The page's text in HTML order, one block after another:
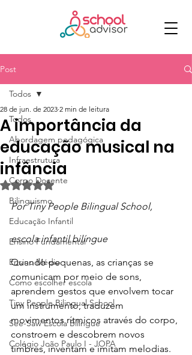
Post
Todos
Abordagem pedagógica
Infraestrutura
Corpo Docente
Bilinguismo
Educação Infantil
Ensino Fundamental
Ensino Médio
Como escolher escola
Tiny People Bilingual School
See-Saw Escola Bilíngue
Colégio João Paulo I - JOPA
Todos
A importância da
educação musical na
infância
28 de jun. de 2023 2 min de leitura
Avaliado com NaN de 5 estrelas.
Por Tiny People Bilingual School,
escola infantil bilíngue
Quando pequenas, as crianças se
comunicam por meio de sons,
aprendem gestos que envolvem tocar
um instrumento, traduzem
movimentos rítmicos através do corpo,
constroem e descobrem novos
timbres, inventam e imitam melodias.